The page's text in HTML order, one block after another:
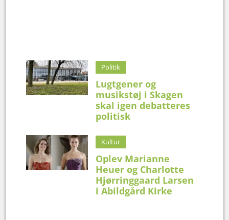
Politik
Lugtgener og
musikstøj i Skagen
skal igen debatteres
politisk
Kultur
Oplev Marianne
Heuer og Charlotte
Hjørringgaard Larsen
i Abildgård Kirke